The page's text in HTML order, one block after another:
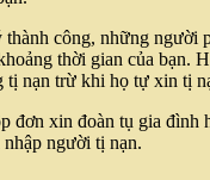
công, những người
thời gian của bạn.
tị nạn trừ khi họ tự xin tị
đơn xin đoàn tụ gia đình
người tị nạn.